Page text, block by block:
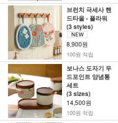
브런치 극세사 핸
드타올 - 플라워
(3 styles)
8,900원
100원 적립
보나스 도자기 우
드포인트 양념통
세트
(3 sizes)
14,500원
100원 적립